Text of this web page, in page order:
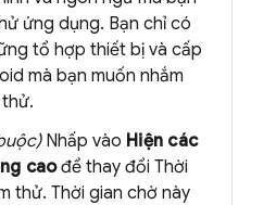
ứng dụng. Bạn chỉ có
tổ hợp thiết bị và cấp
mà bạn muốn nhắm
Nhấp vào Hiện các
caođể thay đổi Thời
thử. Thời gian chờ này